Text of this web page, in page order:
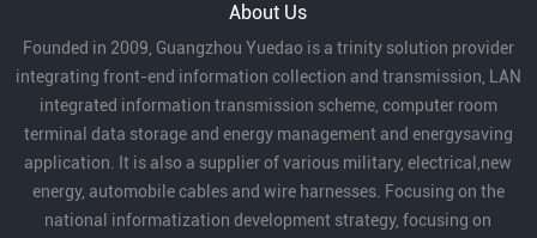
About Us
Founded in 2009, Guangzhou Yuedao is a trinity solution provider
integrating front-end information collection and transmission, LAN
integrated information transmission scheme, computer room
terminal data storage and energy management and energysaving
application. It is also a supplier of various military, electrical,new
energy, automobile cables and wire harnesses. Focusing on the
national informatization development strategy, focusing on